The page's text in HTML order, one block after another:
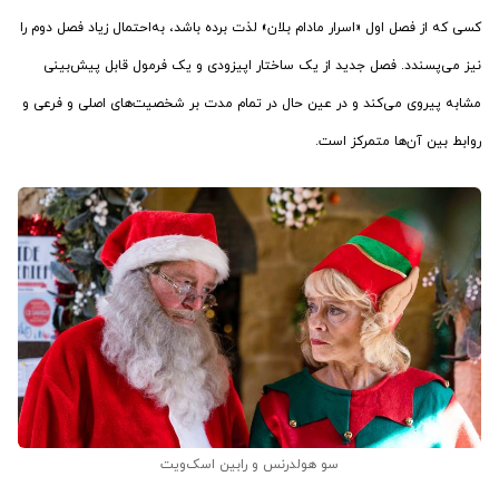
کسی که از فصل اول «اسرار مادام بلان» لذت برده باشد، به‌احتمال زیاد فصل دوم را
نیز می‌پسندد. فصل جدید از یک ساختار اپیزودی و یک فرمول قابل پیش‌بینی
مشابه پیروی می‌کند و در عین حال در تمام مدت بر شخصیت‌های اصلی و فرعی و
روابط بین آن‌ها متمرکز است.
سو هولدرنس و رابین اسک‌ویت